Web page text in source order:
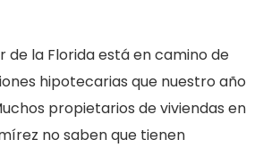
de la Florida está en camino de
hipotecarias que nuestro año
propietarios de viviendas en
no saben que tienen